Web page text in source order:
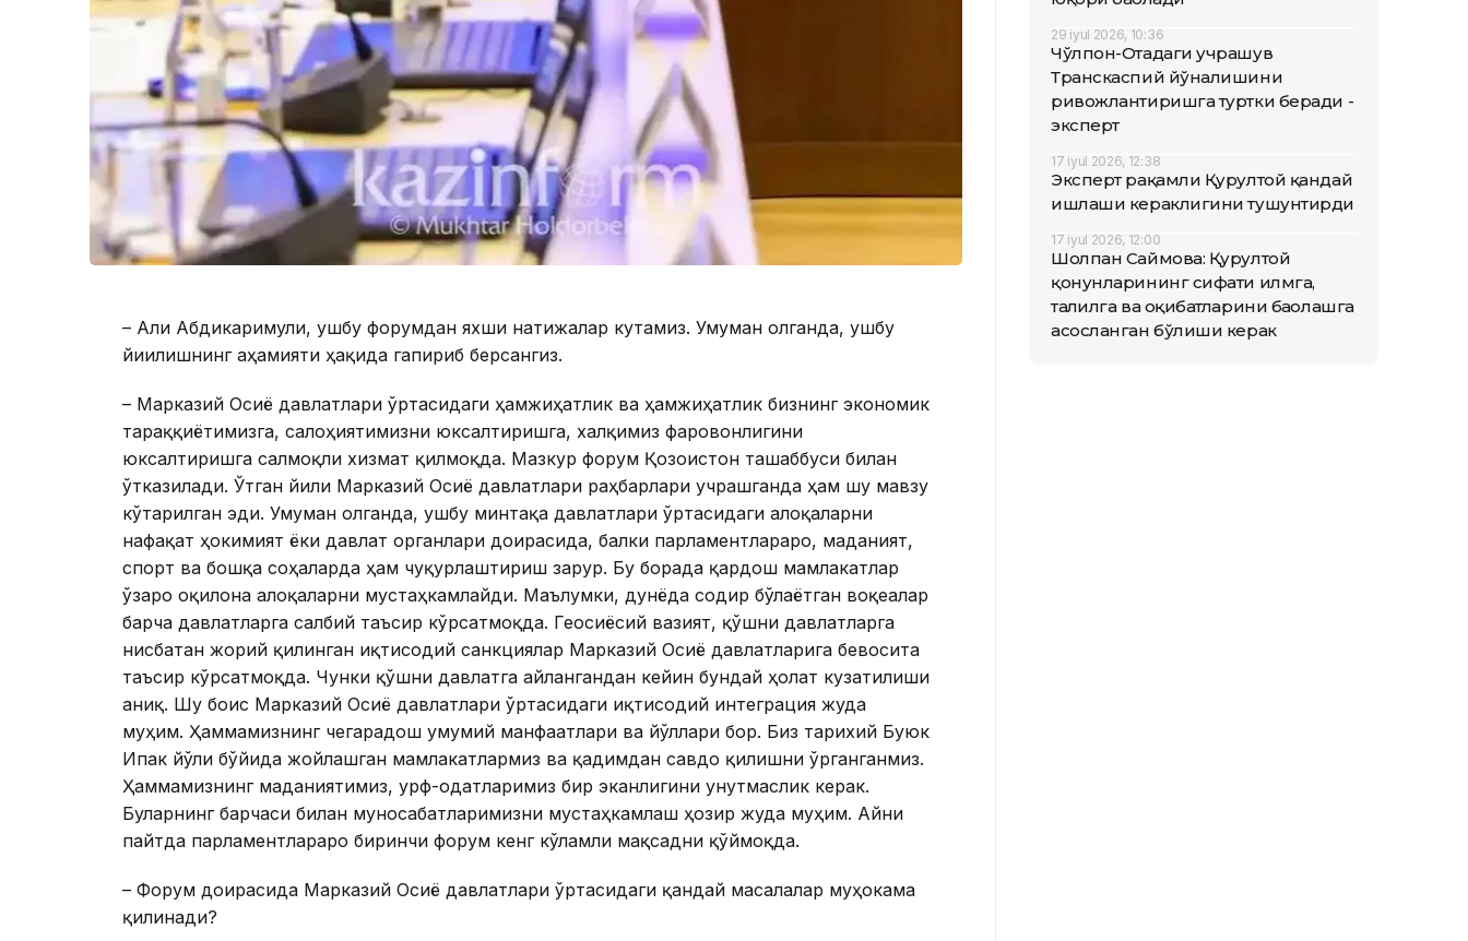
– Али Абдикаримули, ушбу форумдан яхши натижалар кутамиз. Умуман олганда, ушбу
йиғилишнинг аҳамияти ҳақида гапириб берсангиз.
– Марказий Осиё давлатлари ўртасидаги ҳамжиҳатлик ва ҳамжиҳатлик бизнинг экономик
тараққиётимизга, салоҳиятимизни юксалтиришга, халқимиз фаровонлигини
юксалтиришга салмоқли хизмат қилмоқда. Мазкур форум Қозоғистон ташаббуси билан
ўтказилади. Ўтган йили Марказий Осиё давлатлари раҳбарлари учрашганда ҳам шу мавзу
кўтарилган эди. Умуман олганда, ушбу минтақа давлатлари ўртасидаги алоқаларни
нафақат ҳокимият ёки давлат органлари доирасида, балки парламентлараро, маданият,
спорт ва бошқа соҳаларда ҳам чуқурлаштириш зарур. Бу борада қардош мамлакатлар
ўзаро оқилона алоқаларни мустаҳкамлайди. Маълумки, дунёда содир бўлаётган воқеалар
барча давлатларга салбий таъсир кўрсатмоқда. Геосиёсий вазият, қўшни давлатларга
нисбатан жорий қилинган иқтисодий санкциялар Марказий Осиё давлатларига бевосита
таъсир кўрсатмоқда. Чунки қўшни давлатга айлангандан кейин бундай ҳолат кузатилиши
аниқ. Шу боис Марказий Осиё давлатлари ўртасидаги иқтисодий интеграция жуда
муҳим. Ҳаммамизнинг чегарадош умумий манфаатлари ва йўллари бор. Биз тарихий Буюк
Ипак йўли бўйида жойлашган мамлакатлармиз ва қадимдан савдо қилишни ўрганганмиз.
Ҳаммамизнинг маданиятимиз, урф-одатларимиз бир эканлигини унутмаслик керак.
Буларнинг барчаси билан муносабатларимизни мустаҳкамлаш ҳозир жуда муҳим. Айни
пайтда парламентлараро биринчи форум кенг кўламли мақсадни қўймоқда.
– Форум доирасида Марказий Осиё давлатлари ўртасидаги қандай масалалар муҳокама
қилинади?
29 iyul 2026, 10:36
Чўлпон-Отадаги учрашув
Транскаспий йўналишини
ривожлантиришга туртки беради -
эксперт
17 iyul 2026, 12:38
Эксперт рақамли Қурултой қандай
ишлаши кераклигини тушунтирди
17 iyul 2026, 12:00
Шолпан Саймова: Қурултой
қонунларининг сифати илмга,
таҳлилга ва оқибатларини баҳолашга
асосланган бўлиши керак